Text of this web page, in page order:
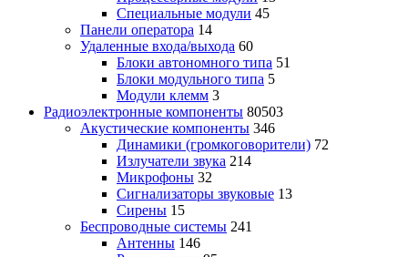
Специальные модули 45
Панели оператора 14
Удаленные входа/выхода 60
Блоки автономного типа 51
Блоки модульного типа 5
Модули клемм 3
Радиоэлектронные компоненты 80503
Акустические компоненты 346
Динамики (громкоговорители) 72
Излучатели звука 214
Микрофоны 32
Сигнализаторы звуковые 13
Сирены 15
Беспроводные системы 241
Антенны 146